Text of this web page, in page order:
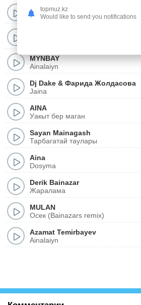
2rar
Ainalaiyn
MYNBAY
Ainalaiyn
Dj Dake & Фарида Жолдасова
Jaina
AINA
Уакыт бер маган
Sayan Mainagash
Тарбагатай таулары
Aina
Dosyma
Derik Bainazar
Жаралама
MULAN
Осек (Bainazars remix)
Azamat Temirbayev
Ainalaiyn
topmuz.kz
Would like to send you notifications